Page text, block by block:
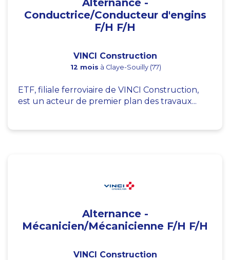
Conductrice/Conducteur d'engins
F/H F/H
VINCI Construction
12 mois à Claye-Souilly (77)
ETF, filiale ferroviaire de VINCI Construction,
est un acteur de premier plan des travaux...
Alternance -
Mécanicien/Mécanicienne F/H F/H
VINCI Construction